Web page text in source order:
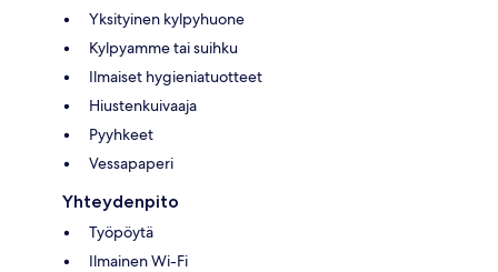
Yksityinen kylpyhuone
Kylpyamme tai suihku
Ilmaiset hygieniatuotteet
Hiustenkuivaaja
Pyyhkeet
Vessapaperi
Yhteydenpito
Työpöytä
Ilmainen Wi-Fi